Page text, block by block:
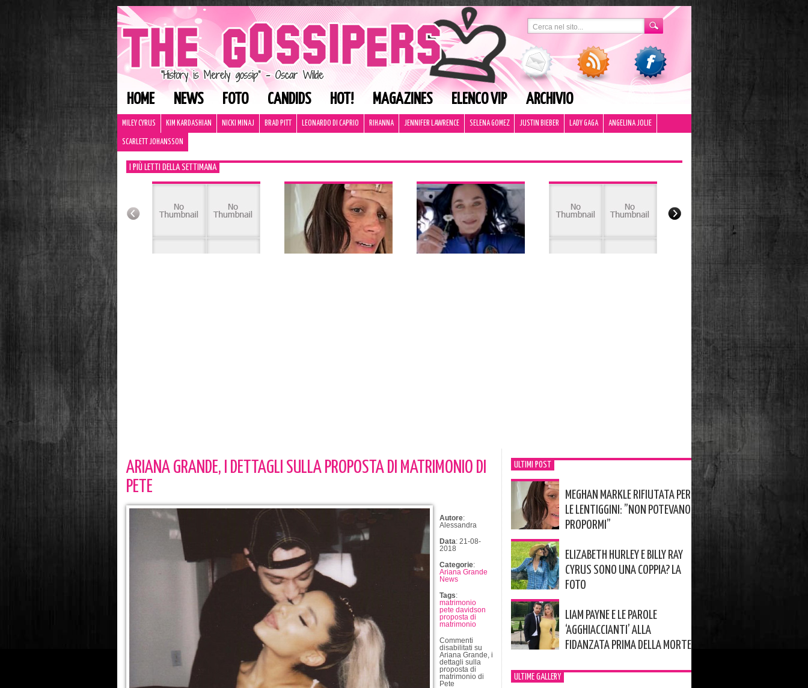
HOME NEWS FOTO CANDIDS HOT! MAGAZINES ELENCO VIP ARCHIVIO
MILEY CYRUS KIM KARDASHIAN NICKI MINAJ BRAD PITT LEONARDO DI CAPRIO RIHANNA JENNIFER LAWRENCE SELENA GOMEZ JUSTIN BIEBER LADY GAGA ANGELINA JOLIE
SCARLETT JOHANSSON
I PIÙ LETTI DELLA SETTIMANA
ARIANA GRANDE, I DETTAGLI SULLA PROPOSTA DI MATRIMONIO DI
PETE
Autore:
Alessandra
Data: 21-08-
2018
Categorie:
Ariana Grande
News
Tags:
matrimonio
pete davidson
proposta di
matrimonio
Commenti
disabilitati su
Ariana Grande, i
dettagli sulla
proposta di
matrimonio di
Pete
ULTIMI POST
MEGHAN MARKLE RIFIUTATA PER
LE LENTIGGINI: ”NON POTEVANO
PROPORMI”
ELIZABETH HURLEY E BILLY RAY
CYRUS SONO UNA COPPIA? LA
FOTO
LIAM PAYNE E LE PAROLE
‘AGGHIACCIANTI’ ALLA
FIDANZATA PRIMA DELLA MORTE
ULTIME GALLERY